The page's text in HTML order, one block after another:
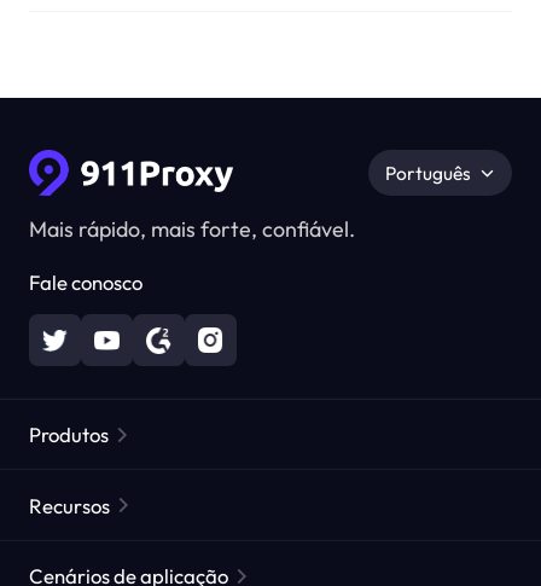
Mais rápido, mais forte, confiável.
Fale conosco
Português
Produtos
Proxies Residenciais Estáticos
Recursos
Cenários de aplicação